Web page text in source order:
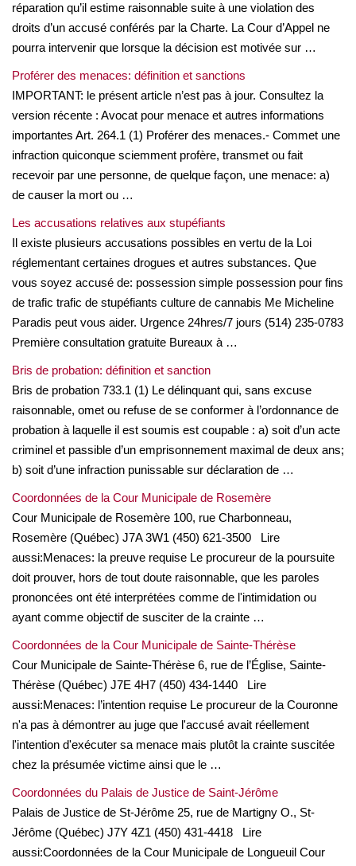
réparation qu’il estime raisonnable suite à une violation des
droits d’un accusé conférés par la Charte. La Cour d’Appel ne
pourra intervenir que lorsque la décision est motivée sur …
Proférer des menaces: définition et sanctions
IMPORTANT: le présent article n’est pas à jour. Consultez la
version récente : Avocat pour menace et autres informations
importantes Art. 264.1 (1) Proférer des menaces.- Commet une
infraction quiconque sciemment profère, transmet ou fait
recevoir par une personne, de quelque façon, une menace: a)
de causer la mort ou …
Les accusations relatives aux stupéfiants
Il existe plusieurs accusations possibles en vertu de la Loi
réglementant certaines drogues et autres substances. Que
vous soyez accusé de: possession simple possession pour fins
de trafic trafic de stupéfiants culture de cannabis Me Micheline
Paradis peut vous aider. Urgence 24hres/7 jours (514) 235-0783
Première consultation gratuite Bureaux à …
Bris de probation: définition et sanction
Bris de probation 733.1 (1) Le délinquant qui, sans excuse
raisonnable, omet ou refuse de se conformer à l’ordonnance de
probation à laquelle il est soumis est coupable : a) soit d’un acte
criminel et passible d’un emprisonnement maximal de deux ans;
b) soit d’une infraction punissable sur déclaration de …
Coordonnées de la Cour Municipale de Rosemère
Cour Municipale de Rosemère 100, rue Charbonneau,
Rosemère (Québec) J7A 3W1 (450) 621-3500 Lire
aussi:Menaces: la preuve requise Le procureur de la poursuite
doit prouver, hors de tout doute raisonnable, que les paroles
prononcées ont été interprétées comme de l'intimidation ou
ayant comme objectif de susciter de la crainte …
Coordonnées de la Cour Municipale de Sainte-Thérèse
Cour Municipale de Sainte-Thérèse 6, rue de l’Église, Sainte-
Thérèse (Québec) J7E 4H7 (450) 434-1440 Lire
aussi:Menaces: l’intention requise Le procureur de la Couronne
n'a pas à démontrer au juge que l'accusé avait réellement
l'intention d'exécuter sa menace mais plutôt la crainte suscitée
chez la présumée victime ainsi que le …
Coordonnées du Palais de Justice de Saint-Jérôme
Palais de Justice de St-Jérôme 25, rue de Martigny O., St-
Jérôme (Québec) J7Y 4Z1 (450) 431-4418 Lire
aussi:Coordonnées de la Cour Municipale de Longueuil Cour